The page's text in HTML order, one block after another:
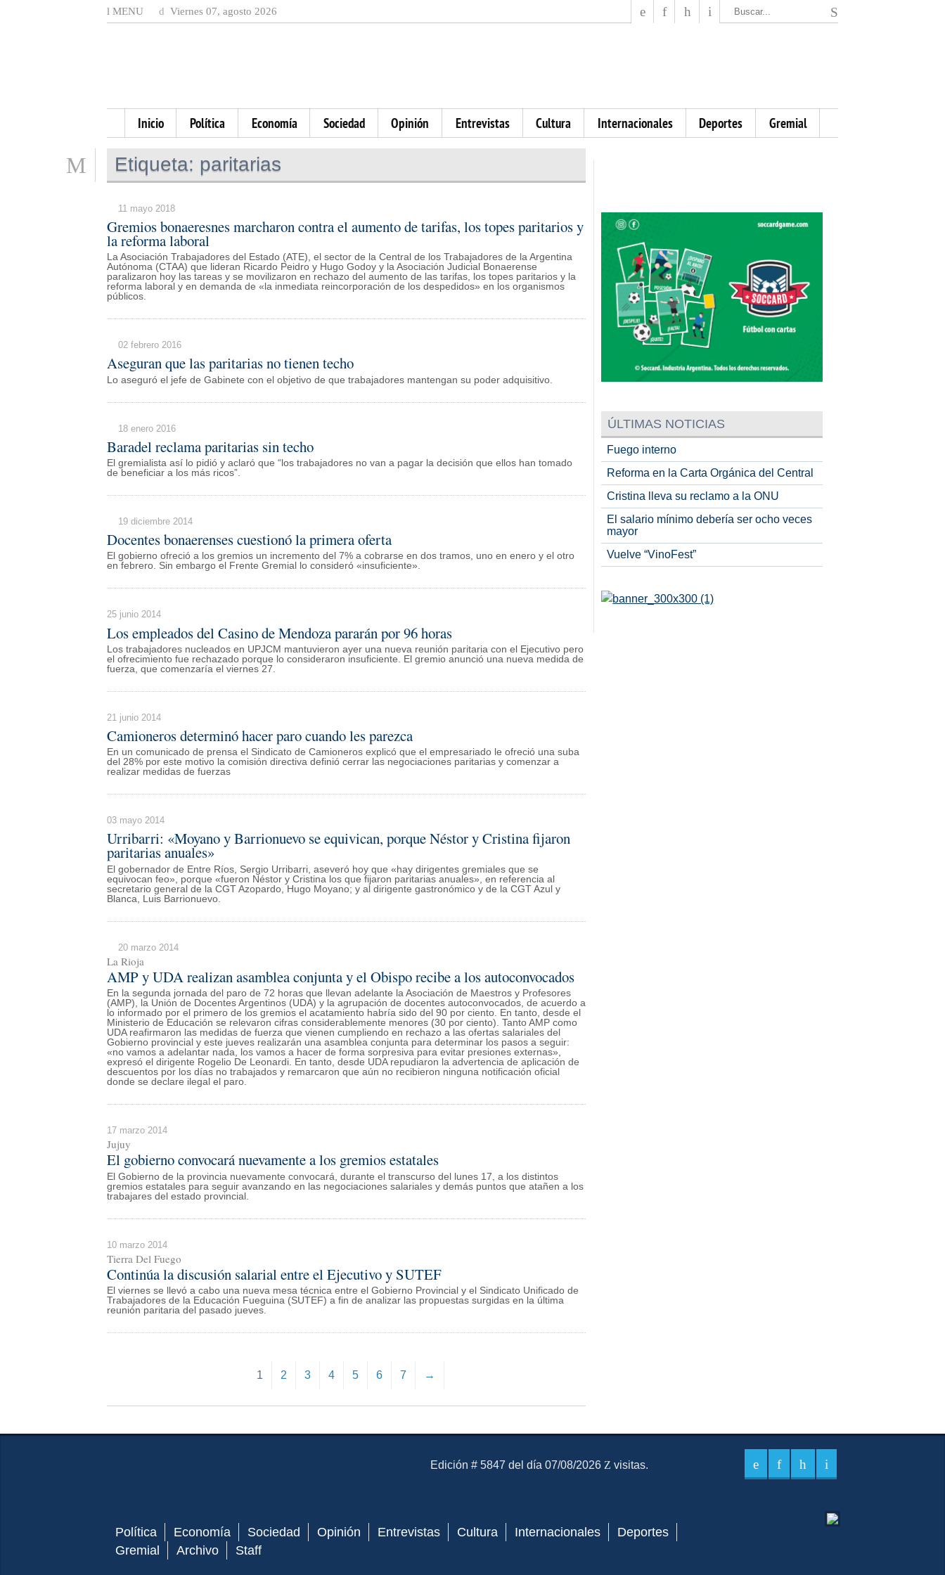
MENU Viernes 07, agosto 2026
Inicio Política Economía Sociedad Opinión Entrevistas Cultura Internacionales Deportes Gremial
Etiqueta: paritarias
11 mayo 2018
Gremios bonaeresnes marcharon contra el aumento de tarifas, los topes paritarios y
la reforma laboral
La Asociación Trabajadores del Estado (ATE), el sector de la Central de los Trabajadores de la Argentina
Autónoma (CTAA) que lideran Ricardo Peidro y Hugo Godoy y la Asociación Judicial Bonaerense
paralizaron hoy las tareas y se movilizaron en rechazo del aumento de las tarifas, los topes paritarios y la
reforma laboral y en demanda de «la inmediata reincorporación de los despedidos» en los organismos
públicos.
02 febrero 2016
Aseguran que las paritarias no tienen techo
Lo aseguró el jefe de Gabinete con el objetivo de que trabajadores mantengan su poder adquisitivo.
18 enero 2016
Baradel reclama paritarias sin techo
El gremialista así lo pidió y aclaró que “los trabajadores no van a pagar la decisión que ellos han tomado
de beneficiar a los más ricos”.
19 diciembre 2014
Docentes bonaerenses cuestionó la primera oferta
El gobierno ofreció a los gremios un incremento del 7% a cobrarse en dos tramos, uno en enero y el otro
en febrero. Sin embargo el Frente Gremial lo consideró «insuficiente».
25 junio 2014
Los empleados del Casino de Mendoza pararán por 96 horas
Los trabajadores nucleados en UPJCM mantuvieron ayer una nueva reunión paritaria con el Ejecutivo pero
el ofrecimiento fue rechazado porque lo consideraron insuficiente. El gremio anunció una nueva medida de
fuerza, que comenzaría el viernes 27.
21 junio 2014
Camioneros determinó hacer paro cuando les parezca
En un comunicado de prensa el Sindicato de Camioneros explicó que el empresariado le ofreció una suba
del 28% por este motivo la comisión directiva definió cerrar las negociaciones paritarias y comenzar a
realizar medidas de fuerzas
03 mayo 2014
Urribarri: «Moyano y Barrionuevo se equivican, porque Néstor y Cristina fijaron
paritarias anuales»
El gobernador de Entre Ríos, Sergio Urribarri, aseveró hoy que «hay dirigentes gremiales que se
equivocan feo», porque «fueron Néstor y Cristina los que fijaron paritarias anuales», en referencia al
secretario general de la CGT Azopardo, Hugo Moyano; y al dirigente gastronómico y de la CGT Azul y
Blanca, Luis Barrionuevo.
20 marzo 2014
La Rioja
AMP y UDA realizan asamblea conjunta y el Obispo recibe a los autoconvocados
En la segunda jornada del paro de 72 horas que llevan adelante la Asociación de Maestros y Profesores
(AMP), la Unión de Docentes Argentinos (UDA) y la agrupación de docentes autoconvocados, de acuerdo a
lo informado por el primero de los gremios el acatamiento habría sido del 90 por ciento. En tanto, desde el
Ministerio de Educación se relevaron cifras considerablemente menores (30 por ciento). Tanto AMP como
UDA reafirmaron las medidas de fuerza que vienen cumpliendo en rechazo a las ofertas salariales del
Gobierno provincial y este jueves realizarán una asamblea conjunta para determinar los pasos a seguir:
«no vamos a adelantar nada, los vamos a hacer de forma sorpresiva para evitar presiones externas»,
expresó el dirigente Rogelio De Leonardi. En tanto, desde UDA repudiaron la advertencia de aplicación de
descuentos por los días no trabajados y remarcaron que aún no recibieron ninguna notificación oficial
donde se declare ilegal el paro.
17 marzo 2014
Jujuy
El gobierno convocará nuevamente a los gremios estatales
El Gobierno de la provincia nuevamente convocará, durante el transcurso del lunes 17, a los distintos
gremios estatales para seguir avanzando en las negociaciones salariales y demás puntos que atañen a los
trabajares del estado provincial.
10 marzo 2014
Tierra Del Fuego
Continúa la discusión salarial entre el Ejecutivo y SUTEF
El viernes se llevó a cabo una nueva mesa técnica entre el Gobierno Provincial y el Sindicato Unificado de
Trabajadores de la Educación Fueguina (SUTEF) a fin de analizar las propuestas surgidas en la última
reunión paritaria del pasado jueves.
1 2 3 4 5 6 7 →
ÚLTIMAS NOTICIAS
Fuego interno
Reforma en la Carta Orgánica del Central
Cristina lleva su reclamo a la ONU
El salario mínimo debería ser ocho veces
mayor
Vuelve “VinoFest”
El Mensajero Diario
Edición # 5847 del día 07/08/2026 visitas.
Política Economía Sociedad Opinión Entrevistas Cultura Internacionales
Deportes
Gremial
Archivo Staff